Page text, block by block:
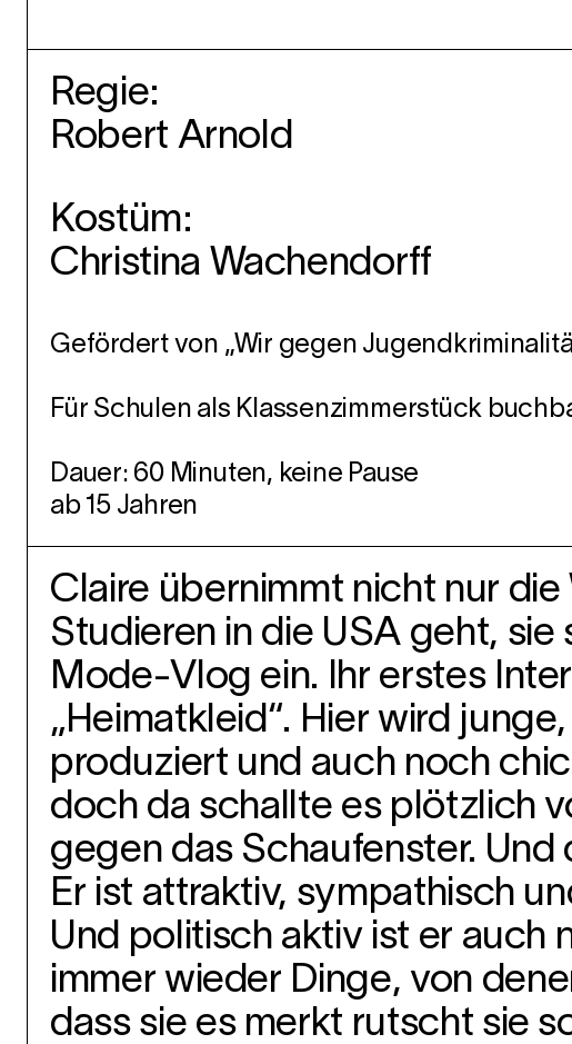
Regie:
Robert Arnold
Kostüm:
Christina Wachendorff
Gefördert von „Wir gegen
Für Schulen als Klassenzimmerstück
Dauer: 60 Minuten, keine Pause
ab 15 Jahren
Claire übernimmt nicht nur
Studieren in die USA geht,
Mode-Vlog ein. Ihr erstes
„Heimatkleid“. Hier wird
produziert und auch noch
doch da schallte es plötzlich
gegen das Schaufenster. Und
Er ist attraktiv, sympathisch
Und politisch aktiv ist er auch
immer wieder Dinge, von
dass sie es merkt rutscht sie